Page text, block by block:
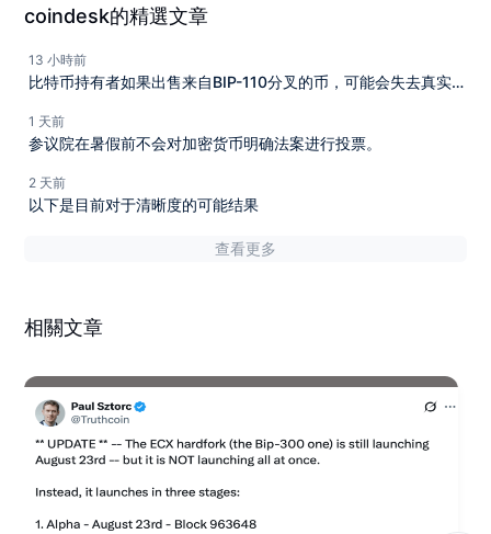
coindesk的精選文章
13 小時前
比特币持有者如果出售来自BIP-110分叉的币，可能会失去真实
1 天前
参议院在暑假前不会对加密货币明确法案进行投票。
2 天前
以下是目前对于清晰度的可能结果
查看更多
相關文章